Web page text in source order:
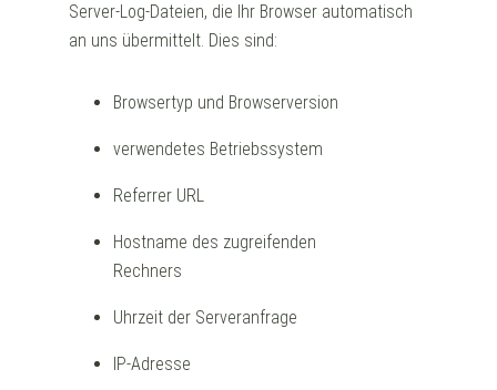
Server-Log-Dateien, die Ihr Browser automatisch
an uns übermittelt. Dies sind:
Browsertyp und Browserversion
verwendetes Betriebssystem
Referrer URL
Hostname des zugreifenden
Rechners
Uhrzeit der Serveranfrage
IP-Adresse